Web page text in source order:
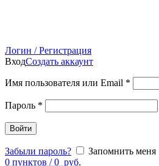
Логин / Регистрация
ВходСоздать аккаунт
Имя пользователя или Email *
Пароль *
Войти
Забыли пароль?
Запомнить меня
0 пунктов / 0 руб.